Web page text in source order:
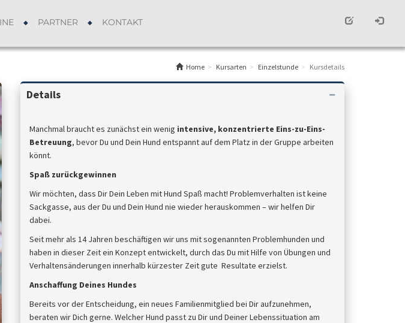
PARTNER KONTAKT
Home Kursarten Einzelstunde Kursdetails
Details
Manchmal braucht es zunächst ein wenig intensive, konzentrierte Eins-zu-Eins-
Betreuung, bevor Du und Dein Hund entspannt auf dem Platz in der Gruppe arbeiten
könnt.
Spaß zurückgewinnen
Wir möchten, dass Dir Dein Leben mit Hund Spaß macht! Problemverhalten ist keine
Sackgasse, aus der Du und Dein Hund nie wieder herauskommen – wir helfen Dir
dabei.
Seit mehr als 14 Jahren beschäftigen wir uns mit sogenannten Problemhunden und
haben in dieser Zeit ein Konzept entwickelt, durch das Du mit Hilfe von Übungen und
Verhaltensänderungen innerhalb kürzester Zeit gute Resultate erzielst.
Anschaffung Deines Hundes
Bereits vor der Entscheidung, ein neues Familienmitglied bei Dir aufzunehmen,
beraten wir Dich gerne. Welcher Hund passt zu Dir und Deiner Lebenssituation am